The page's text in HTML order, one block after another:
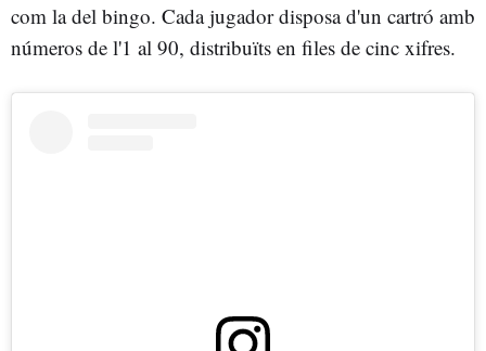
com la del bingo. Cada jugador disposa d'un cartró amb
números de l'1 al 90, distribuïts en files de cinc xifres.